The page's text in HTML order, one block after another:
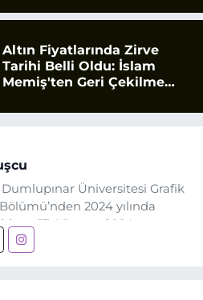
Altın Fiyatlarında Zirve
Tarihi Belli Oldu: İslam
Memiş'ten Geri Çekilme
Üniversitesi Grafik
2024 yılında
17 Ağustos 2024
Grafik Tasarım alanında staj